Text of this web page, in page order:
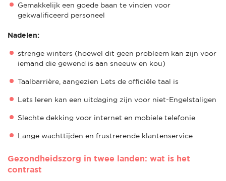
Gemakkelijk een goede baan te vinden voor
gekwalificeerd personeel
Nadelen:
strenge winters (hoewel dit geen probleem kan zijn voor
iemand die gewend is aan sneeuw en kou)
Taalbarrière, aangezien Lets de officiële taal is
Lets leren kan een uitdaging zijn voor niet-Engelstaligen
Slechte dekking voor internet en mobiele telefonie
Lange wachttijden en frustrerende klantenservice
Gezondheidszorg in twee landen: wat is het
contrast